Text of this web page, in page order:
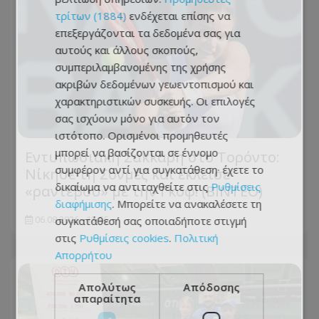
Εντυπωσιακή Σάκκαρη στο Τορόντο:
Νίκησε τη Σονμέζ και έκλεισε
«ραντεβού» με την Γκοφ! (ΒΙΝΤΕΟ)
06.08.2026 - 13:55
τρίτων (1884) ενδέχεται επίσης να
επεξεργάζονται τα δεδομένα σας για
αυτούς και άλλους σκοπούς,
συμπεριλαμβανομένης της χρήσης
ακριβών δεδομένων γεωεντοπισμού και
χαρακτηριστικών συσκευής. Οι επιλογές
σας ισχύουν μόνο για αυτόν τον
ιστότοπο. Ορισμένοι προμηθευτές
μπορεί να βασίζονται σε έννομο
συμφέρον αντί για συγκατάθεση· έχετε το
δικαίωμα να αντιταχθείτε στις Ρυθμίσεις
διαφήμισης. Μπορείτε να ανακαλέσετε τη
συγκατάθεσή σας οποιαδήποτε στιγμή
στις Ρυθμίσεις cookies. Πολιτική
Απορρήτου
Απολύτως
απαραίτητα
Απόδοσης